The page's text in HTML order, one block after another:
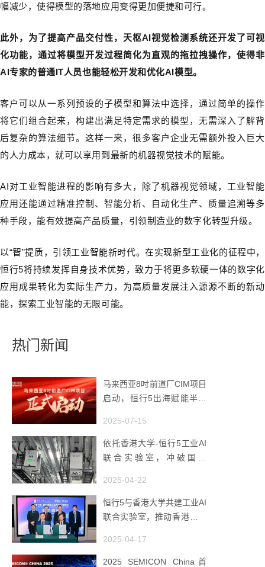
幅减少，使得模型的落地应用变得更加便捷和可行。
此外，为了提高产品交付性，天枢AI视觉检测系统还开发了可视
化功能，通过将模型开发过程简化为直观的拖拉拽操作，使得非
AI专家的普通IT人员也能轻松开发和优化AI模型。
客户可以从一系列预设的子模型和算法中选择，通过简单的操作
将它们组合起来，构建出满足特定需求的模型，无需深入了解背
后复杂的算法细节。这样一来，很多客户企业无需额外投入巨大
的人力成本，就可以享用到最新的机器视觉技术的赋能。
AI对工业智能进程的影响有多大，除了机器视觉领域，工业智能
应用还能通过精准控制、智能分析、自动化生产、质量追溯等多
种手段，能有效提高产品质量，引领制造业的数字化转型升级。
以“智”提质，引领工业智能新时代。在实现新型工业化的征程中，
恒行5将持续发挥自身技术优势，致力于将更多软硬一体的数字化
应用成果转化为实际生产力，为高质量发展注入源源不断的新动
能，探索工业智能的无限可能。
热门新闻
马来西亚8吋前道厂CIM项目
启动，恒行5出海赋能半导
2025-07-15
依托香港大学-恒行5工业AI
联合实验室，冲破国产
2025-04-22
恒行5与香港大学共建工业AI
联合实验室，推动香港成为
2025-04-17
2025 SEMICON China首